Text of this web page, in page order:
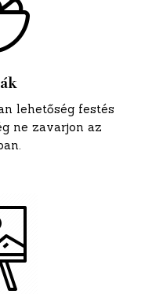
lehetőség festés
ne zavarjon az